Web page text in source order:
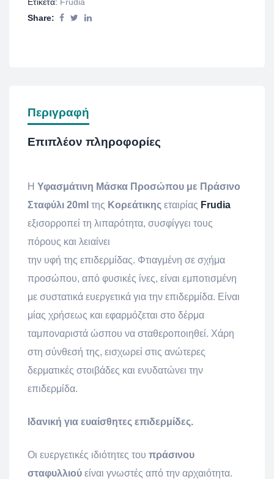
Ετικέτα: Frudia
Share:
Περιγραφή
Επιπλέον πληροφορίες
Η Υφασμάτινη Μάσκα Προσώπου με Πράσινο
Σταφύλι 20ml της Κορεάτικης εταιρίας Frudia
εξισορροπεί τη λιπαρότητα, συσφίγγει τους
πόρους και λειαίνει
την υφή της επιδερμίδας. Φτιαγμένη σε σχήμα
προσώπου, από φυσικές ίνες, είναι εμποτισμένη
με συστατικά ευεργετικά για την επιδερμίδα. Είναι
μίας χρήσεως και εφαρμόζεται στο δέρμα
ταμποναριστά ώσπου να σταθεροποιηθεί. Χάρη
στη σύνθεσή της, εισχωρεί στις ανώτερες
δερματικές στοιβάδες και ενυδατώνει την
επιδερμίδα.
Ιδανική για ευαίσθητες επιδερμίδες.
Οι ευεργετικές ιδιότητες του πράσινου
σταφυλλιού είναι γνωστές από την αρχαιότητα.